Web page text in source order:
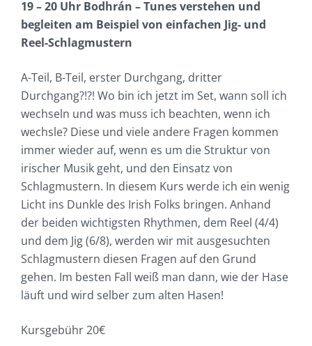
19 – 20 Uhr Bodhrán – Tunes verstehen und
begleiten am Beispiel von einfachen Jig- und
Reel-Schlagmustern
A-Teil, B-Teil, erster Durchgang, dritter
Durchgang?!?! Wo bin ich jetzt im Set, wann soll ich
wechseln und was muss ich beachten, wenn ich
wechsle? Diese und viele andere Fragen kommen
immer wieder auf, wenn es um die Struktur von
irischer Musik geht, und den Einsatz von
Schlagmustern. In diesem Kurs werde ich ein wenig
Licht ins Dunkle des Irish Folks bringen. Anhand
der beiden wichtigsten Rhythmen, dem Reel (4/4)
und dem Jig (6/8), werden wir mit ausgesuchten
Schlagmustern diesen Fragen auf den Grund
gehen. Im besten Fall weiß man dann, wie der Hase
läuft und wird selber zum alten Hasen!
Kursgebühr 20€